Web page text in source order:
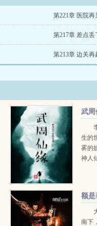
第221章 医院再
第217章 差点丢
第213章 边关再
武周
生的
雾的
神人
露半
额是
南下